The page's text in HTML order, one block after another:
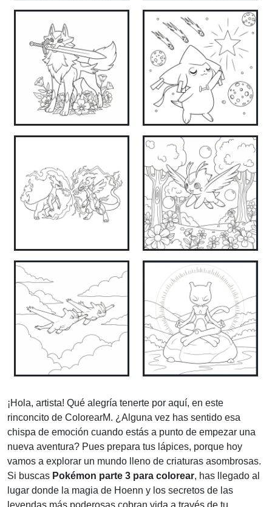
¡Hola, artista! Qué alegría tenerte por aquí, en este
rinconcito de ColorearM. ¿Alguna vez has sentido esa
chispa de emoción cuando estás a punto de empezar una
nueva aventura? Pues prepara tus lápices, porque hoy
vamos a explorar un mundo lleno de criaturas asombrosas.
Si buscas Pokémon parte 3 para colorear, has llegado al
lugar donde la magia de Hoenn y los secretos de las